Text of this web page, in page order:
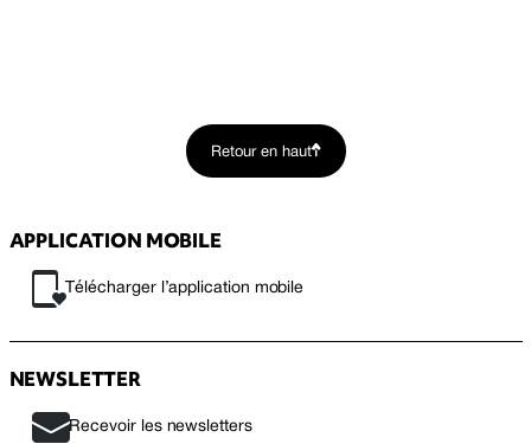
Retour en haut
APPLICATION MOBILE
Télécharger l’application mobile
NEWSLETTER
Recevoir les newsletters